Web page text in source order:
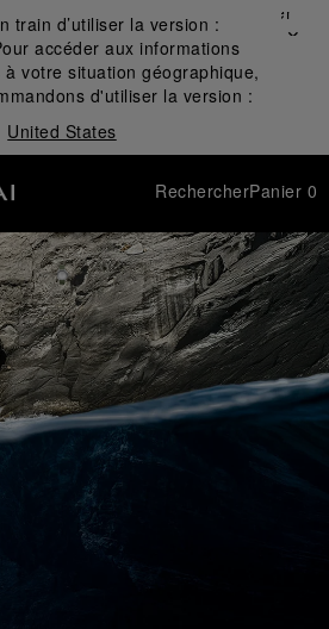
train d’utiliser la version :
accéder aux informations
votre situation géographique,
d'utiliser la version :
United States
Fermer
✕
RechercherPanier 0